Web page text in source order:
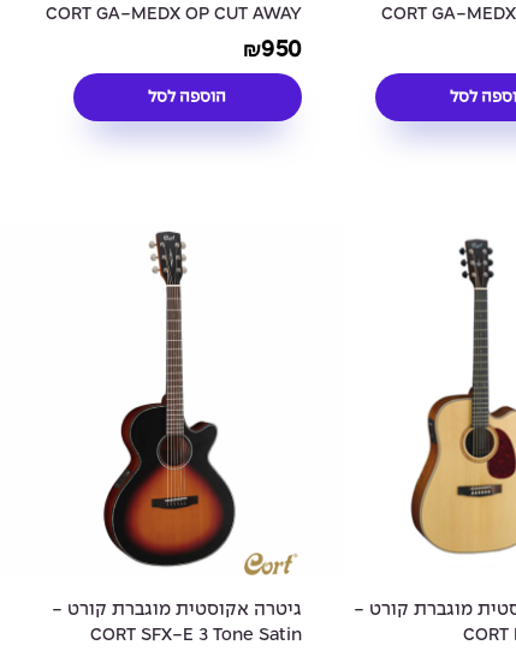
CORT GA-
לסל
CORT GA-MEDX OP CUT AWAY
₪950
הוספה לסל
מוגברת קורט -
CORT
גיטרה אקוסטית מוגברת קורט -
CORT SFX-E 3 Tone Satin